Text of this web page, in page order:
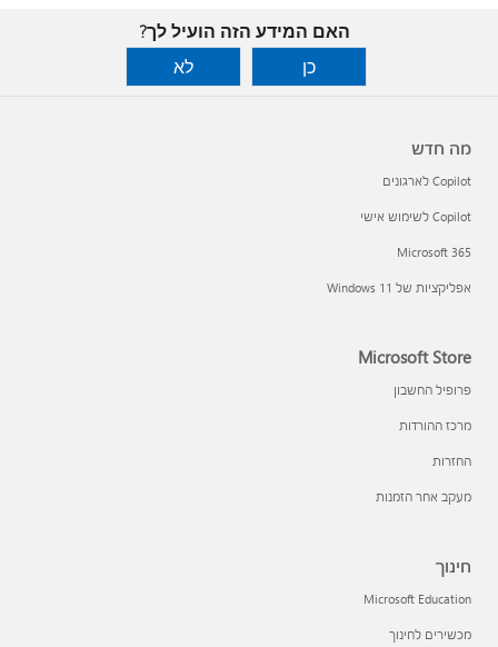
האם המידע הזה הועיל לך?
כן
לא
מה חדש
Copilot לארגונים
Copilot לשימוש אישי
Microsoft 365
אפליקציות של Windows 11‏
Microsoft Store
פרופיל החשבון
מרכז ההורדות
החזרות
מעקב אחר הזמנות
חינוך
Microsoft Education
מכשירים לחינוך